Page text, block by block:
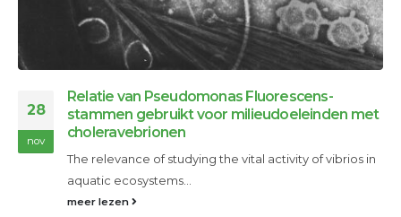
02
mrt
Oil Control Systems: Kopen of Huren? Uw Gids
Oliellekkages en morsingen vormen een
meer lezen